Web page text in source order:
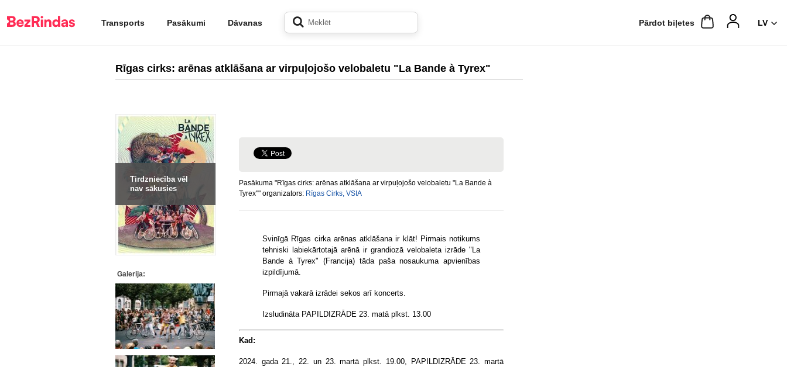
Transports Pasākumi Dāvanas Pārdot biļetes
Rīgas cirks: arēnas atklāšana ar virpuļojošo velobaletu "La Bande à Tyrex"
Tirdzniecība vēl
nav sākusies
Galerija:
Pasākuma "Rīgas cirks: arēnas atklāšana ar virpuļojošo velobaletu "La Bande à
Tyrex"" organizators: Rīgas Cirks, VSIA
Svinīgā Rīgas cirka arēnas atklāšana ir klāt! Pirmais notikums
tehniski labiekārtotajā arēnā ir grandiozā velobaleta izrāde "La
Bande à Tyrex" (Francija) tāda paša nosaukuma apvienības
izpildījumā.
Pirmajā vakarā izrādei sekos arī koncerts.
Izsludināta PAPILDIZRĀDE 23. matā plkst. 13.00
Kad:
2024. gada 21
., 22. un 23. martā plkst. 19.00, PAPILDIZRĀDE 23. martā